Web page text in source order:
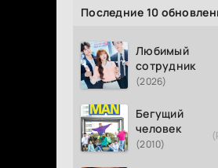
Последние 10
Любимый
сотрудник
(2026)
Бегущий
человек
(2010)